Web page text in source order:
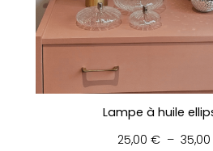
Lampe à huile
25,00 € – 35,00